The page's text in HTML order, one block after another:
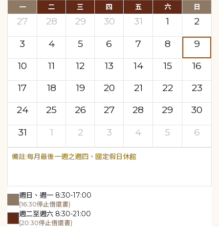
一 二 三 四 五 六 日
27 28 29 30 31 1
2
3
4 5 6 7 8
9
10
11 12 13 14 15
16
17
18 19 20 21 22
23
24
25 26 27 28 29
30
31
1 2 3 4 5 6
每月最後一週之週四、國定假日休館
週日、週一 8:30-17:00
(16:30停止借還書)
週二至週六 8:30-21:00
(20:30停止借還書)